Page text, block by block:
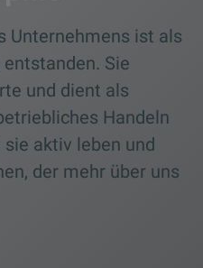
Unternehmens ist als
Sie
und dient als
Handeln
aktiv leben und
der mehr über uns